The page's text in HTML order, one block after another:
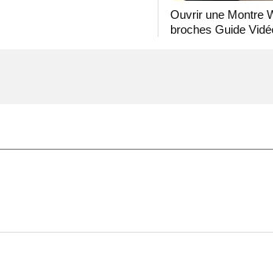
Ouvrir une Montre
broches Guide